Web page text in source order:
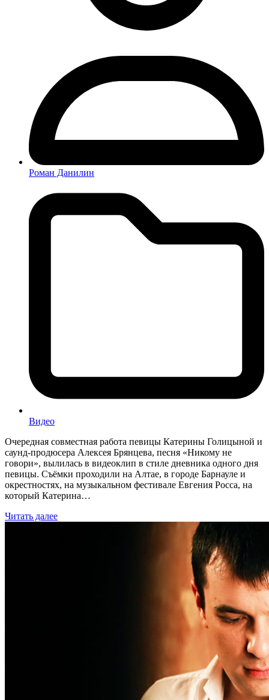
Роман Данилин
Видео
Очередная совместная работа певицы Катерины Голицыной и
саунд-продюсера Алексея Брянцева, песня «Никому не
говори», вылилась в видеоклип в стиле дневника одного дня
певицы. Съёмки проходили на Алтае, в городе Барнауле и
окрестностях, на музыкальном фестивале Евгения Росса, на
который Катерина…
Читать далее